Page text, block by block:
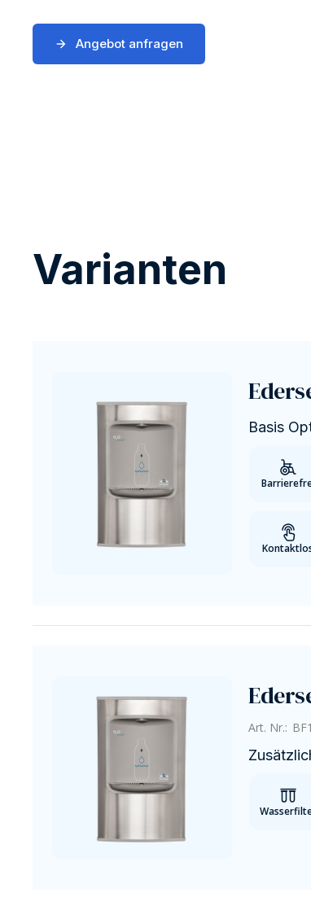
Angebot anfragen
Varianten
Basis
Art. Nr.: